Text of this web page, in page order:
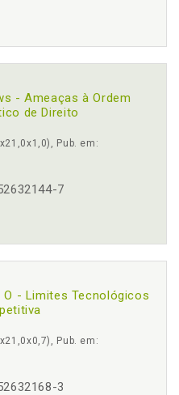
- Ameaças à Ordem
de Direito
Pub. em:
7
O - Limites Tecnológicos
Pub. em:
3